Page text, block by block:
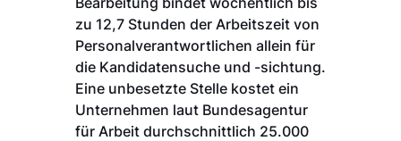
zu 12,7 Stunden der Arbeitszeit von
Personalverantwortlichen allein für
die Kandidatensuche und -sichtung.
Eine unbesetzte Stelle kostet ein
Unternehmen laut Bundesagentur
für Arbeit durchschnittlich 25.000